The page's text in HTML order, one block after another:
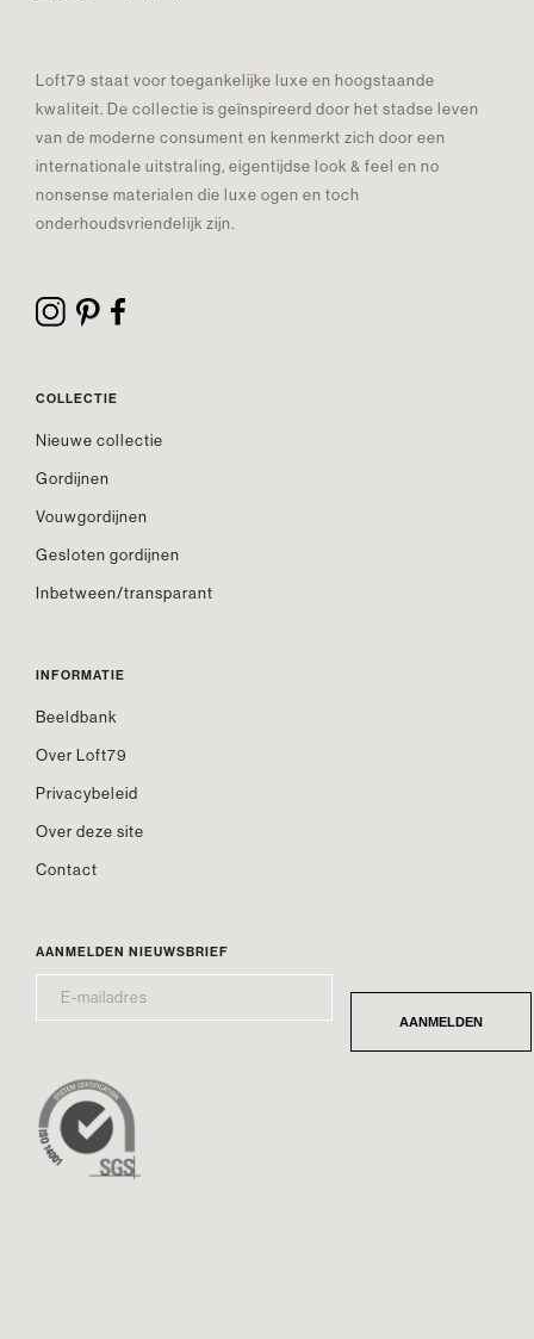
Loft79 staat voor toegankelijke luxe en hoogstaande
kwaliteit. De collectie is geïnspireerd door het stadse leven
van de moderne consument en kenmerkt zich door een
internationale uitstraling, eigentijdse look & feel en no
nonsense materialen die luxe ogen en toch
onderhoudsvriendelijk zijn.
COLLECTIE
Nieuwe collectie
Gordijnen
Vouwgordijnen
Gesloten gordijnen
Inbetween/transparant
INFORMATIE
Beeldbank
Over Loft79
Privacybeleid
Over deze site
Contact
AANMELDEN NIEUWSBRIEF
MAILADRES* AANMELDEN